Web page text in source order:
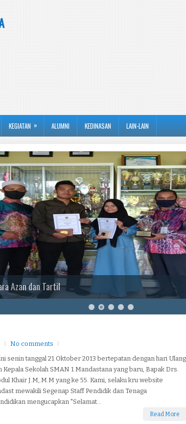
KEGIATAN » ALUMNI KEDINASAN LAIN-LAIN
Azan dan Tartil
No comments
senin tanggal 21 Oktober 2013 bertepatan dengan hari Ulang
Kepala Sekolah SMAN 1 Mandastana yang baru, Bapak Drs.
Khair J.M,.M.M yang ke 55. Kami, selaku kru website
mewakili Segenap Staff Pendidik dan Tenaga
mengucapkan "Selamat...
Read More